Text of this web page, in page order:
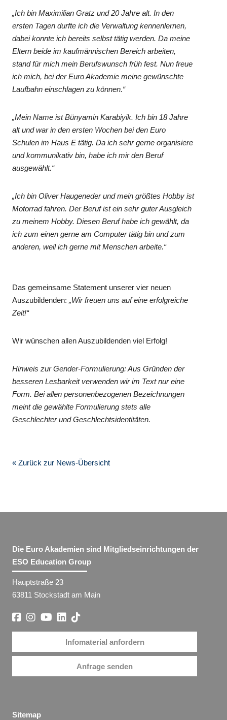
„Ich bin Maximilian Gratz und 20 Jahre alt. In den
ersten Tagen durfte ich die Verwaltung kennenlernen,
dabei konnte ich bereits selbst tätig werden. Da meine
Eltern beide im kaufmännischen Bereich arbeiten,
stand für mich mein Berufswunsch früh fest. Nun freue
ich mich, bei der Euro Akademie meine gewünschte
Laufbahn einschlagen zu können.“
„Mein Name ist Bünyamin Karabiyik. Ich bin 18 Jahre
alt und war in den ersten Wochen bei den Euro
Schulen im Haus E tätig. Da ich sehr gerne organisiere
und kommunikativ bin, habe ich mir den Beruf
ausgewählt.“
„Ich bin Oliver Haugeneder und mein größtes Hobby ist
Motorrad fahren. Der Beruf ist ein sehr guter Ausgleich
zu meinem Hobby. Diesen Beruf habe ich gewählt, da
ich zum einen gerne am Computer tätig bin und zum
anderen, weil ich gerne mit Menschen arbeite.“
Das gemeinsame Statement unserer vier neuen
Auszubildenden: „Wir freuen uns auf eine erfolgreiche
Zeit!“
Wir wünschen allen Auszubildenden viel Erfolg!
Hinweis zur Gender-Formulierung: Aus Gründen der
besseren Lesbarkeit verwenden wir im Text nur eine
Form. Bei allen personenbezogenen Bezeichnungen
meint die gewählte Formulierung stets alle
Geschlechter und Geschlechtsidentitäten.
« Zurück zur News-Übersicht
Die Euro Akademien sind Mitgliedseinrichtungen der
ESO Education Group
Hauptstraße 23
63811 Stockstadt am Main
Infomaterial anfordern
Anfrage senden
Sitemap